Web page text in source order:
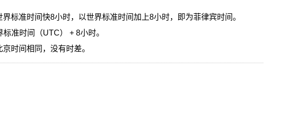
标准时间快8小时，以世界标准时间加上8小时，即为菲律宾时间。
准时间（UTC） + 8小时。
时间相同，没有时差。